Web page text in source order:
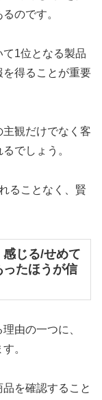
のです。
1位となる製品
得ることが重要
観だけでなく客
でしょう。
ることなく、賢
じる/せめて
たほうが信
由の一つに、
。
を確認すること